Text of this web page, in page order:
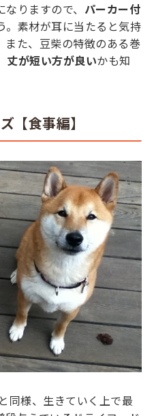
りますので、 パーカー付
。素材が耳に当たると気持
また、豆柴の特徴のある巻
丈が短い方が良いかも知
【食事編】
同様、生きていく上で最